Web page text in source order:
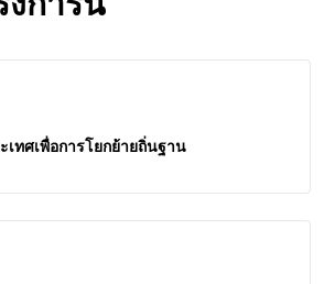
เทศเพื่อการโยกย้ายถิ่นฐาน